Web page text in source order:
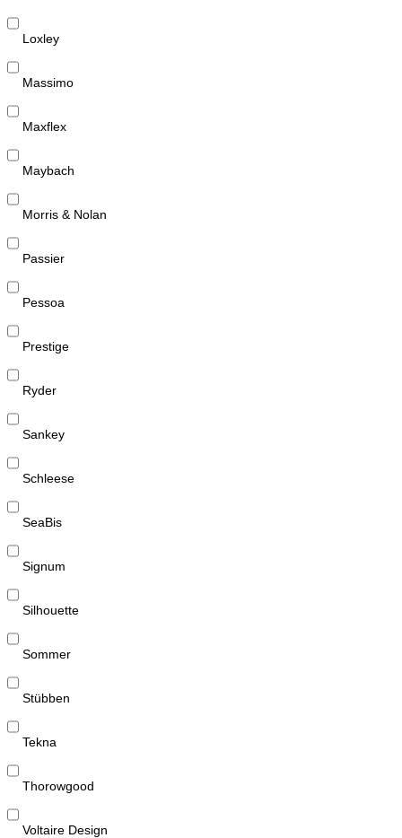
Loxley
Massimo
Maxflex
Maybach
Morris & Nolan
Passier
Pessoa
Prestige
Ryder
Sankey
Schleese
SeaBis
Signum
Silhouette
Sommer
Stübben
Tekna
Thorowgood
Voltaire Design